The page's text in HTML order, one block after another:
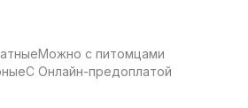
Можно с питомцами
С Онлайн-предоплатой